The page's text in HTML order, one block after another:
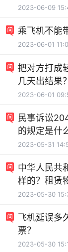
2023-06-09
乘飞机不能
2023-06-01
把对方打成
几天出结果？
2023-06-01
民事诉讼
的规定是什
2023-05-31
中华人民共
样的？租赁
偿
2023-05-30
飞机延误多
票？
2023-05-30